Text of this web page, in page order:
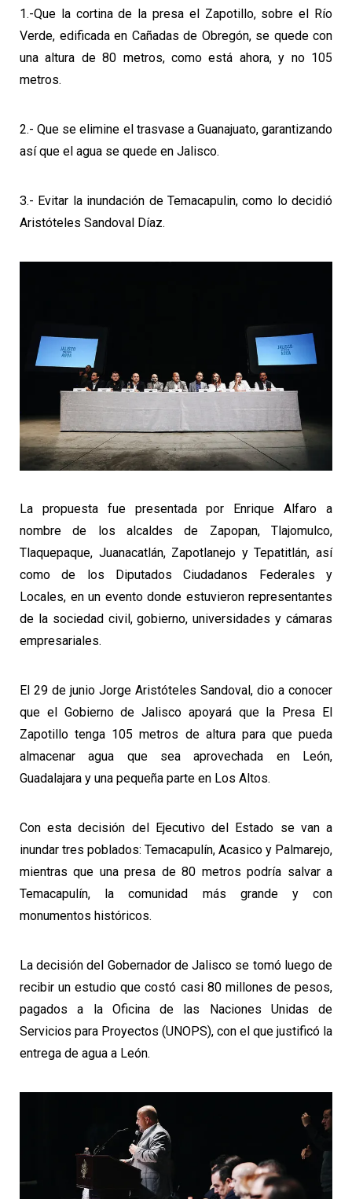
1.-Que la cortina de la presa el Zapotillo, sobre el Río
Verde, edificada en Cañadas de Obregón, se quede con
una altura de 80 metros, como está ahora, y no 105
metros.
2.- Que se elimine el trasvase a Guanajuato, garantizando
así que el agua se quede en Jalisco.
3.- Evitar la inundación de Temacapulin, como lo decidió
Aristóteles Sandoval Díaz.
La propuesta fue presentada por Enrique Alfaro a
nombre de los alcaldes de Zapopan, Tlajomulco,
Tlaquepaque, Juanacatlán, Zapotlanejo y Tepatitlán, así
como de los Diputados Ciudadanos Federales y
Locales, en un evento donde estuvieron representantes
de la sociedad civil, gobierno, universidades y cámaras
empresariales.
El 29 de junio Jorge Aristóteles Sandoval, dio a conocer
que el Gobierno de Jalisco apoyará que la Presa El
Zapotillo tenga 105 metros de altura para que pueda
almacenar agua que sea aprovechada en León,
Guadalajara y una pequeña parte en Los Altos.
Con esta decisión del Ejecutivo del Estado se van a
inundar tres poblados: Temacapulín, Acasico y Palmarejo,
mientras que una presa de 80 metros podría salvar a
Temacapulín, la comunidad más grande y con
monumentos históricos.
La decisión del Gobernador de Jalisco se tomó luego de
recibir un estudio que costó casi 80 millones de pesos,
pagados a la Oficina de las Naciones Unidas de
Servicios para Proyectos (UNOPS), con el que justificó la
entrega de agua a León.